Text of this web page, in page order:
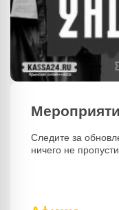
Следите за
ничего не